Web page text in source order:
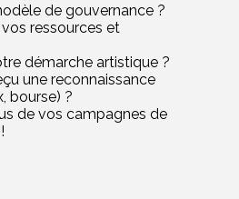
de gouvernance ?
ressources et
démarche artistique ?
une reconnaissance
bourse) ?
de vos campagnes de